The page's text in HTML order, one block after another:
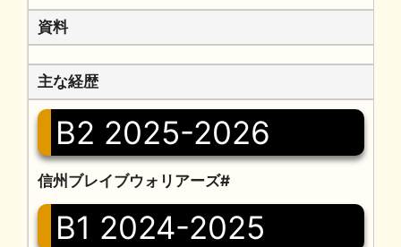
資料
主な経歴
B2 2025-2026
信州ブレイブウォリアーズ#
B1 2024-2025